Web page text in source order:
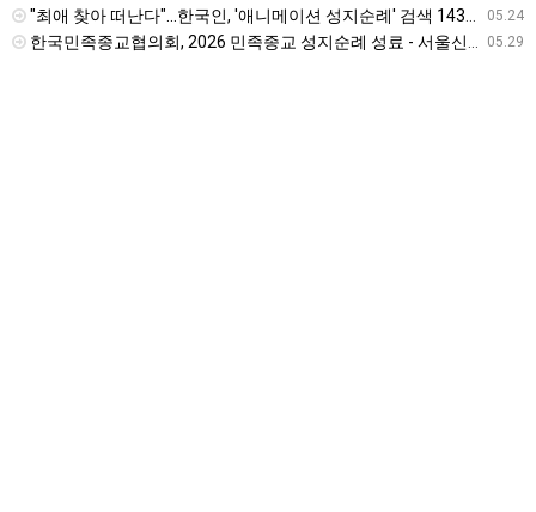
05.24
"최애 찾아 떠난다"…한국인, '애니메이션 성지순례' 검색 143% 급증 - 뉴시스
05.29
한국민족종교협의회, 2026 민족종교 성지순례 성료 - 서울신문